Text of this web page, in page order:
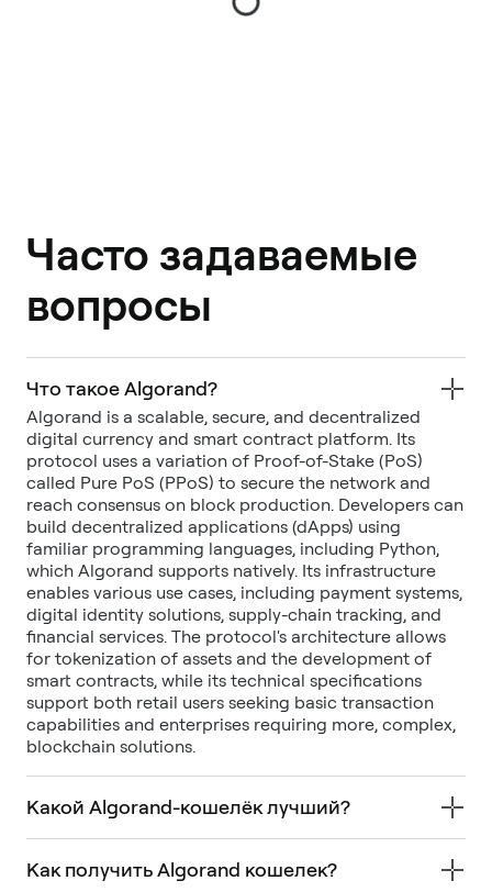
Часто задаваемые
вопросы
Что такое Algorand?
Algorand is a scalable, secure, and decentralized
digital currency and smart contract platform. Its
protocol uses a variation of Proof-of-Stake (PoS)
called Pure PoS (PPoS) to secure the network and
reach consensus on block production. Developers can
build decentralized applications (dApps) using
familiar programming languages, including Python,
which Algorand supports natively. Its infrastructure
enables various use cases, including payment systems,
digital identity solutions, supply-chain tracking, and
financial services. The protocol's architecture allows
for tokenization of assets and the development of
smart contracts, while its technical specifications
support both retail users seeking basic transaction
capabilities and enterprises requiring more, complex,
blockchain solutions.
Какой Algorand-кошелёк лучший?
Как получить Algorand кошелек?